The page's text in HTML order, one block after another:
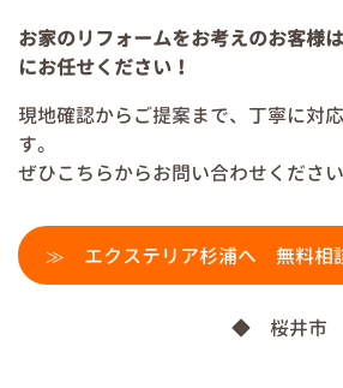
お家のリフォームをお考えのお客様
にお任せください！
現地確認からご提案まで、丁寧に対
す。
ぜひこちらからお問い合わせくださ
≫ エクステリア杉浦へ 無料相
◆ 桜井市